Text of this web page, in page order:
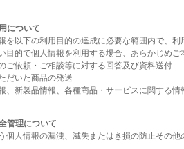
について
を以下の利用目的の達成に必要な範囲内で、利
目的で個人情報を利用する場合、あらかじめご
ご依頼・ご相談等に対する回答及び資料送付
だいた商品の発送
、新製品情報、各種商品・サービスに関する
管理について
個人情報の漏洩、滅失またはき損の防止その